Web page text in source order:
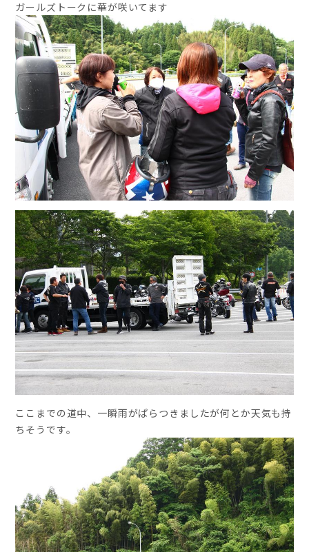
ガールズトークに華が咲いてます
ここまでの道中、一瞬雨がぱらつきましたが何とか天気も持
ちそうです。